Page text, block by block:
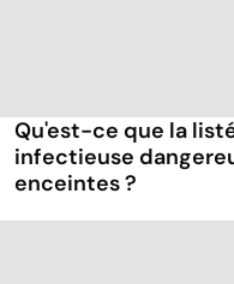
Qu'est-ce que la
infectieuse
enceintes ?